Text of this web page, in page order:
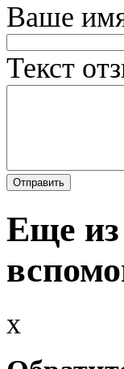
Ваше
Текст
Еще из
x